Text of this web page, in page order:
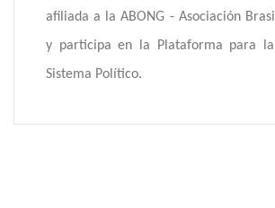
afiliada a la ABONG - Asociación
y participa en la Plataforma para la
Sistema Político.